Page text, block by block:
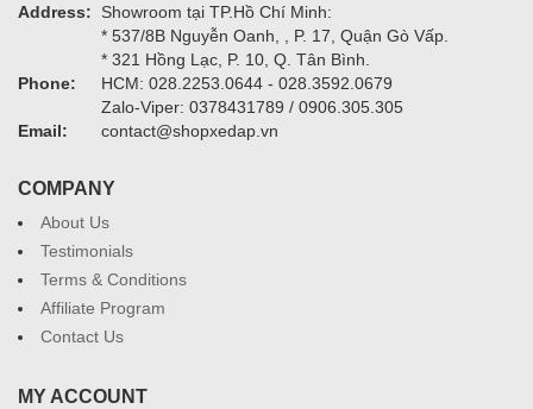
Address:
Showroom tại TP.Hồ Chí Minh:
* 537/8B Nguyễn Oanh, , P. 17, Quận Gò Vấp.
* 321 Hồng Lạc, P. 10, Q. Tân Bình.
Phone:
HCM: 028.2253.0644 - 028.3592.0679
Zalo-Viper: 0378431789 / 0906.305.305
Email:
contact@shopxedap.vn
COMPANY
About Us
Testimonials
Terms & Conditions
Affiliate Program
Contact Us
MY ACCOUNT